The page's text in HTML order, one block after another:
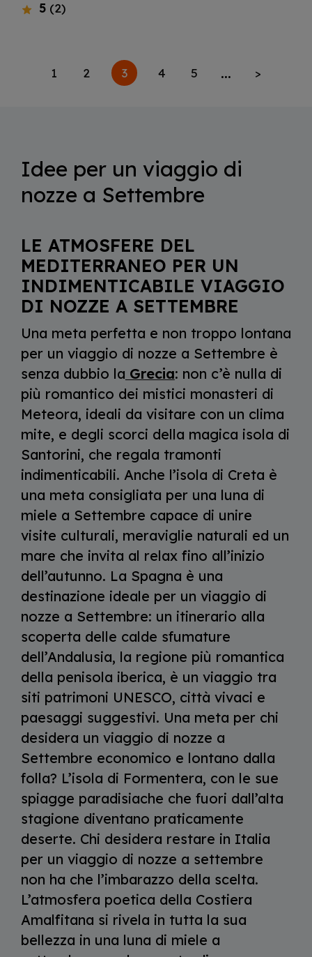
5 (2)
1 2 3 4 5 ... >
Idee per un viaggio di
nozze a Settembre
LE ATMOSFERE DEL
MEDITERRANEO PER UN
INDIMENTICABILE VIAGGIO
DI NOZZE A SETTEMBRE
Una meta perfetta e non troppo lontana
per un viaggio di nozze a Settembre è
senza dubbio la Grecia: non c’è nulla di
più romantico dei mistici monasteri di
Meteora, ideali da visitare con un clima
mite, e degli scorci della magica isola di
Santorini, che regala tramonti
indimenticabili. Anche l’isola di Creta è
una meta consigliata per una luna di
miele a Settembre capace di unire
visite culturali, meraviglie naturali ed un
mare che invita al relax fino all’inizio
dell’autunno. La Spagna è una
destinazione ideale per un viaggio di
nozze a Settembre: un itinerario alla
scoperta delle calde sfumature
dell’Andalusia, la regione più romantica
della penisola iberica, è un viaggio tra
siti patrimoni UNESCO, città vivaci e
paesaggi suggestivi. Una meta per chi
desidera un viaggio di nozze a
Settembre economico e lontano dalla
folla? L’isola di Formentera, con le sue
spiagge paradisiache che fuori dall’alta
stagione diventano praticamente
deserte. Chi desidera restare in Italia
per un viaggio di nozze a settembre
non ha che l’imbarazzo della scelta.
L’atmosfera poetica della Costiera
Amalfitana si rivela in tutta la sua
bellezza in una luna di miele a